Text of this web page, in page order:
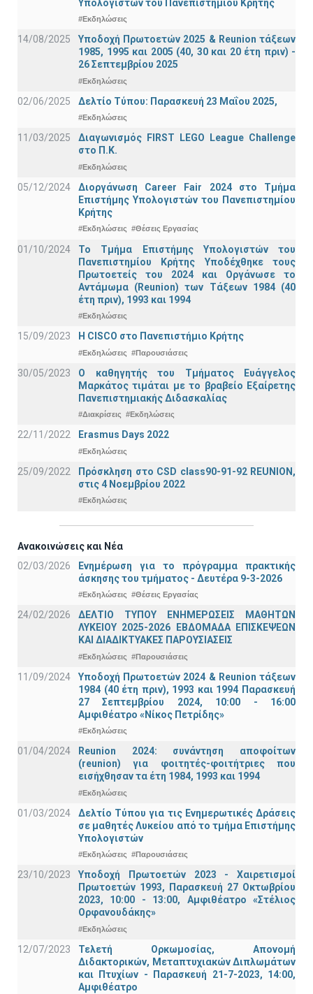
Υπολογιστών του Πανεπιστημίου Κρήτης
#Εκδηλώσεις
14/08/2025
Υποδοχή Πρωτοετών 2025 & Reunion τάξεων
1985, 1995 και 2005 (40, 30 και 20 έτη πριν) -
26 Σεπτεμβρίου 2025
#Εκδηλώσεις
02/06/2025 Δελτίο Τύπου: Παρασκευή 23 Μαΐου 2025,
#Εκδηλώσεις
11/03/2025
Διαγωνισμός FIRST LEGO League Challenge
στο Π.Κ.
#Εκδηλώσεις
05/12/2024
Διοργάνωση Career Fair 2024 στο Τμήμα
Επιστήμης Υπολογιστών του Πανεπιστημίου
Κρήτης
#Εκδηλώσεις #Θέσεις Εργασίας
01/10/2024
Το Τμήμα Επιστήμης Υπολογιστών του
Πανεπιστημίου Κρήτης Υποδέχθηκε τους
Πρωτοετείς του 2024 και Οργάνωσε το
Αντάμωμα (Reunion) των Τάξεων 1984 (40
έτη πριν), 1993 και 1994
#Εκδηλώσεις
15/09/2023 Η CISCO στο Πανεπιστήμιο Κρήτης
#Εκδηλώσεις #Παρουσιάσεις
30/05/2023
Ο καθηγητής του Τμήματος Ευάγγελος
Μαρκάτος τιμάται με το βραβείο Εξαίρετης
Πανεπιστημιακής Διδασκαλίας
#Διακρίσεις #Εκδηλώσεις
22/11/2022 Erasmus Days 2022
#Εκδηλώσεις
25/09/2022
Πρόσκληση στο CSD class90-91-92 REUNION,
στις 4 Νοεμβρίου 2022
#Εκδηλώσεις
Ανακοινώσεις και Νέα
02/03/2026
Ενημέρωση για το πρόγραμμα πρακτικής
άσκησης του τμήματος - Δευτέρα 9-3-2026
#Εκδηλώσεις #Θέσεις Εργασίας
24/02/2026
ΔΕΛΤΙΟ ΤΥΠΟΥ ΕΝΗΜΕΡΩΣΕΙΣ ΜΑΘΗΤΩΝ
ΛΥΚΕΙΟΥ 2025-2026 ΕΒΔΟΜΑΔΑ ΕΠΙΣΚΕΨΕΩΝ
ΚΑΙ ΔΙΑΔΙΚΤΥΑΚΕΣ ΠΑΡΟΥΣΙΑΣΕΙΣ
#Εκδηλώσεις #Παρουσιάσεις
11/09/2024
Υποδοχή Πρωτοετών 2024 & Reunion τάξεων
1984 (40 έτη πριν), 1993 και 1994 Παρασκευή
27 Σεπτεμβρίου 2024, 10:00 - 16:00
Αμφιθέατρο «Νίκος Πετρίδης»
#Εκδηλώσεις
01/04/2024
Reunion 2024: συνάντηση αποφοίτων
(reunion) για φοιτητές-φοιτήτριες που
εισήχθησαν τα έτη 1984, 1993 και 1994
#Εκδηλώσεις
01/03/2024
Δελτίο Τύπου για τις Ενημερωτικές Δράσεις
σε μαθητές Λυκείου από το τμήμα Επιστήμης
Υπολογιστών
#Εκδηλώσεις #Παρουσιάσεις
23/10/2023
Υποδοχή Πρωτοετών 2023 - Χαιρετισμοί
Πρωτοετών 1993, Παρασκευή 27 Οκτωβρίου
2023, 10:00 - 13:00, Αμφιθέατρο «Στέλιος
Ορφανουδάκης»
#Εκδηλώσεις
12/07/2023
Τελετή Ορκωμοσίας, Απονομή
Διδακτορικών, Μεταπτυχιακών Διπλωμάτων
και Πτυχίων - Παρασκευή 21-7-2023, 14:00,
Αμφιθέατρο